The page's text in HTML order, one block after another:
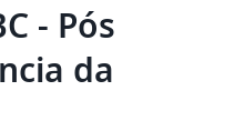
- Pós
da